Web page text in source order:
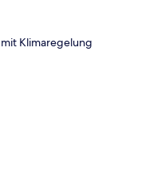
Klimaregelung